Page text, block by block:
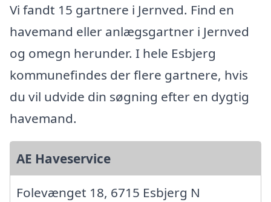
Vi fandt 15 gartnere i Jernved. Find en
havemand eller anlægsgartner i Jernved
og omegn herunder. I hele Esbjerg
kommunefindes der flere gartnere, hvis
du vil udvide din søgning efter en dygtig
havemand.
AE Haveservice
Folevænget 18, 6715 Esbjerg N